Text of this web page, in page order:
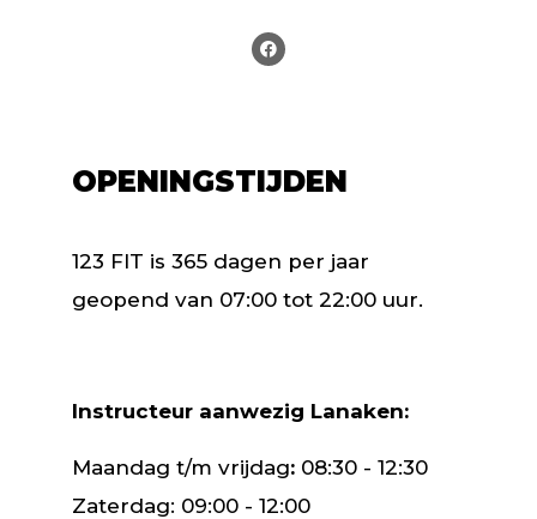
OPENINGSTIJDEN
123 FIT is 365 dagen per jaar
geopend van 07:00 tot 22:00 uur.
Instructeur aanwezig Lanaken:
Maandag t/m vrijdag: 08:30 - 12:30
Zaterdag: 09:00 - 12:00